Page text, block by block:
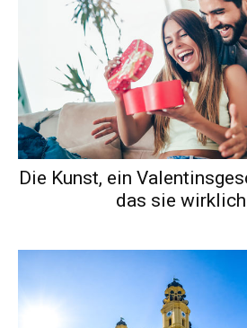
Die Kunst, ein
das sie